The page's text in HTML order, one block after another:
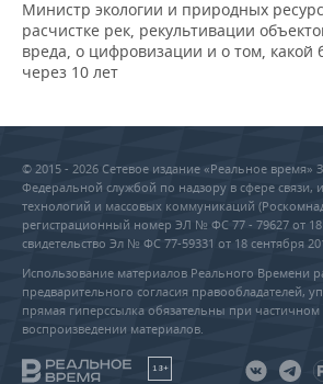
Министр экологии и природных
расчистке рек, рекультивации
вреда, о цифровизации и о том, какой
через 10 лет
© 2015 - 2026 Сетевое издание «Реальное время»
Федеральной службой по надзору в сфере
технологий и массовых коммуникаций
регистрационный номер ЭЛ № ФС 77 - 79627 от 18
свидетельство Эл № ФС 77-59331 от 18 сентября
Использование материалов Реального Времени
предварительного согласия правообладателей,
прямая гиперссылка обязательны при
воспроизведении материалов.
18+